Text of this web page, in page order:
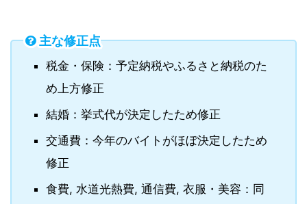
主な修正点
税金・保険：予定納税やふるさと納税のた
め上方修正
結婚：挙式代が決定したため修正
交通費：今年のバイトがほぼ決定したため
修正
食費, 水道光熱費, 通信費, 衣服・美容：同